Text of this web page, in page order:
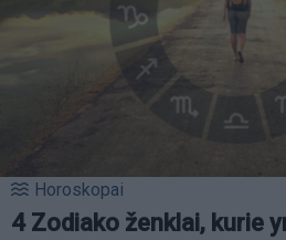
Horoskopai
4 Zodiako ženklai, kurie